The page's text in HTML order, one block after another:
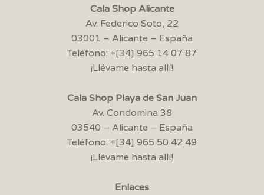
Cala Shop Alicante
Av. Federico Soto, 22
03001 – Alicante – España
Teléfono: +[34] 965 14 07 87
¡Llévame hasta allí!
Cala Shop Playa de San Juan
Av. Condomina 38
03540 – Alicante – España
Teléfono: +[34] 965 50 42 49
¡Llévame hasta allí!
Enlaces